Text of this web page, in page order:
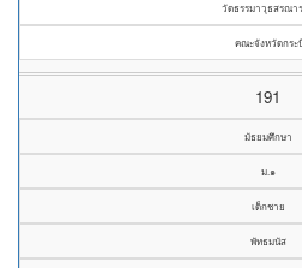
วัดธรรมาวุธสรณา
คณะจังหวัดกระ
191
มัธยมศึกษา
ม.๑
เด็กชาย
พัทธมนัส